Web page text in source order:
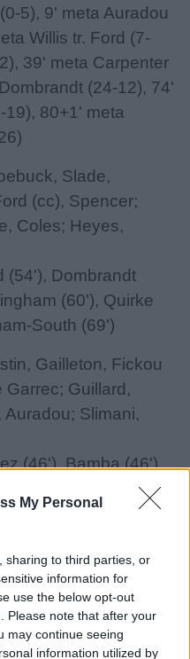
My Personal
sharing to third parties, or
information for
use the below opt-out
Please note that after your
may continue seeing
information utilized by
5), 9' meta Auradou
Willis tr. Ford (7-
39' meta Carpenter
(24-12), 74'
19), 80+1' meta
Slade,
(cc), Spencer;
Coles; Heyes,
(54'), Dombrandt
(60'), Quirke
South (69')
Gailleton, Fickou
Garrec; Guillard,
Slimani,
(46'), Bamba (46'),
(46'), Woki (46') 55',
Duguid (rientrato